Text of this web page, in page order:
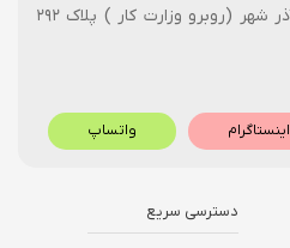
خ آزادی نبش کوچه آذر شهر (روبرو وزارت کار ) پلاک ۲۹۲
اینستاگرام واتساپ
دسترسی سریع